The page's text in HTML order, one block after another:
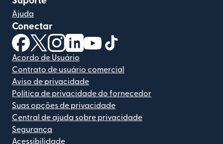
Ajuda
Conectar
(abre em uma nova janela)
(abre em uma nova janela)
(abre em uma nova janela)
(abre em uma nova janela)
(abre em uma nova janela)
Acordo de Usuário
Contrato de usuário comercial
Aviso de privacidade
Política de privacidade do fornecedor
Suas opções de privacidade
Central de ajuda sobre privacidade
Segurança
Acessibilidade